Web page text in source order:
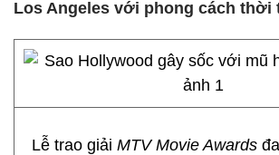
Los Angeles với phong cách thời
Lễ trao giải MTV Movie Awards